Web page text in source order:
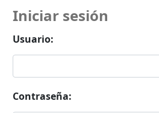
Iniciar sesión
Usuario:
Contraseña: